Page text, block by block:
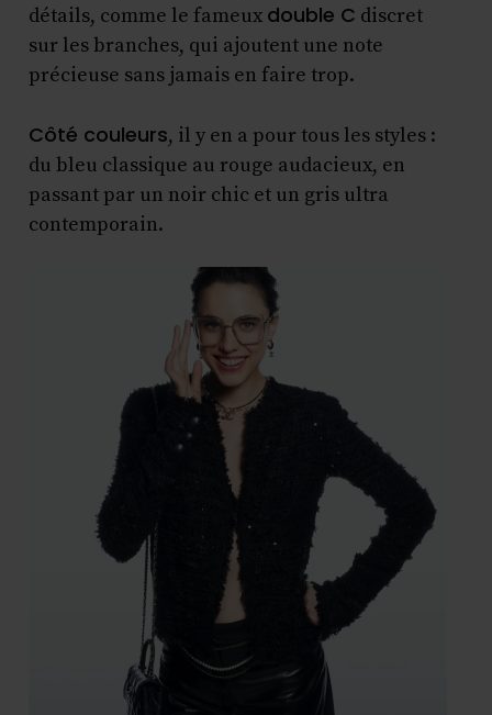
détails, comme le fameux double C discret
sur les branches, qui ajoutent une note
précieuse sans jamais en faire trop.
Côté couleurs, il y en a pour tous les styles :
du bleu classique au rouge audacieux, en
passant par un noir chic et un gris ultra
contemporain.